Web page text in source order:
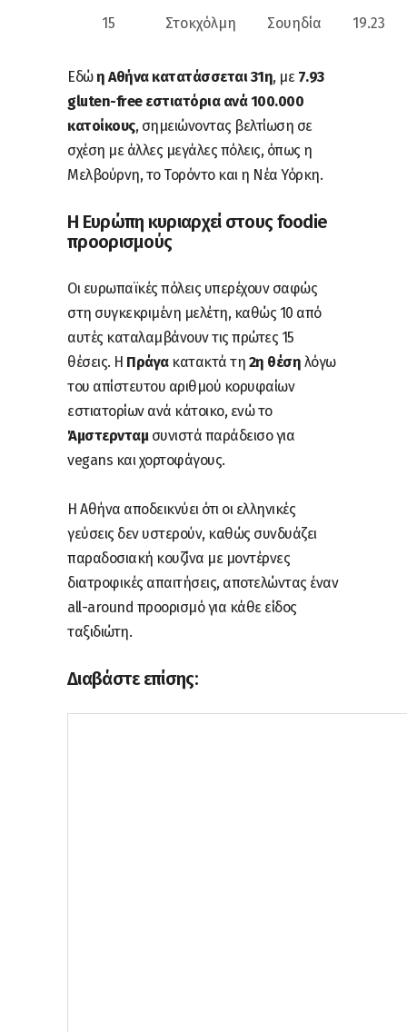
15
Στοκχόλμη Σουηδία 19.23
Εδώη Αθήνα κατατάσσεται 31η, με 7.93
gluten-free εστιατόρια ανά 100.000
κατοίκους, σημειώνοντας βελτίωση σε
σχέση με άλλες μεγάλες πόλεις, όπως η
Μελβούρνη, το Τορόντο και η Νέα Υόρκη.
Η Ευρώπη κυριαρχεί στους foodie
προορισμούς
Οι ευρωπαϊκές πόλεις υπερέχουν σαφώς
στη συγκεκριμένη μελέτη, καθώς 10 από
αυτές καταλαμβάνουν τις πρώτες 15
θέσεις. Η Πράγακατακτά τη 2η θέση λόγω
του απίστευτου αριθμού κορυφαίων
εστιατορίων ανά κάτοικο, ενώ το
Άμστερνταμσυνιστά παράδεισο για
vegans και χορτοφάγους.
Η Αθήνα αποδεικνύει ότι οι ελληνικές
γεύσεις δεν υστερούν, καθώς συνδυάζει
παραδοσιακή κουζίνα με μοντέρνες
διατροφικές απαιτήσεις, αποτελώντας έναν
all-around προορισμό για κάθε είδος
ταξιδιώτη.
Διαβάστε επίσης: